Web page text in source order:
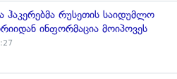
ჰაკერებმა რუსეთის საიდუმლო
ინფორმაცია მოიპოვეს